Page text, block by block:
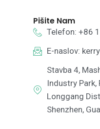
Pišite Nam
Telefon: +86
E-naslov:
Stavba 4,
Industry Park,
Longgang
Shenzhen,